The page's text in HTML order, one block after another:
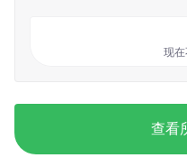
现
查看